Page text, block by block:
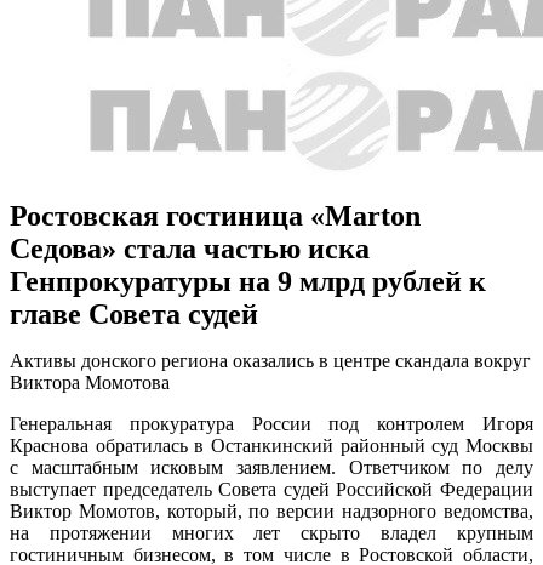
Ростовская гостиница «Marton
Седова» стала частью иска
Генпрокуратуры на 9 млрд рублей к
главе Совета судей
Активы донского региона оказались в центре скандала вокруг
Виктора Момотова
Генеральная прокуратура России под контролем Игоря
Краснова обратилась в Останкинский районный суд Москвы
с масштабным исковым заявлением. Ответчиком по делу
выступает председатель Совета судей Российской Федерации
Виктор Момотов, который, по версии надзорного ведомства,
на протяжении многих лет скрыто владел крупным
гостиничным бизнесом, в том числе в Ростовской области,